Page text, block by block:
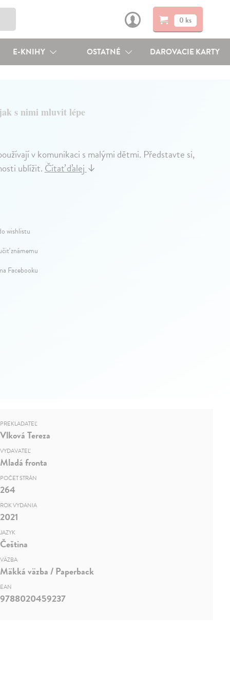
0 ks
E-KNIHY OSTATNÉ DAROVACIE KARTY
s nimi mluvit lépe
v komunikaci s malými dětmi. Představte si,
ublížit.Čítať ďalej↓
wishlistu
známemu
Facebooku
PREKLADATEĽ
Vlková Tereza
VYDAVATEĽ
Mladá fronta
POČET STRÁN
264
ROK VYDANIA
2021
JAZYK
Čeština
VÄZBA
Mäkká väzba / Paperback
EAN
9788020459237